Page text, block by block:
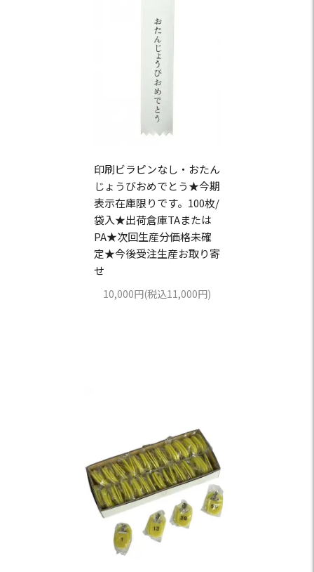
印刷ビラピンなし・おたん
じょうびおめでとう★今期
表示在庫限りです。100枚/
袋入★出荷倉庫TAまたは
PA★次回生産分価格未確
定★今後受注生産お取り寄
せ
10,000円(税込11,000円)